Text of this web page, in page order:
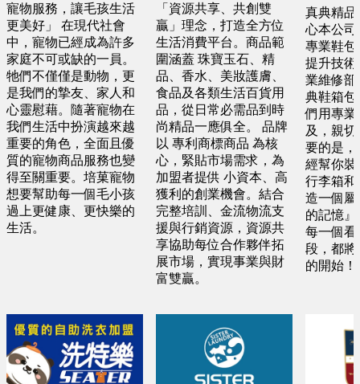
寵物服務，讓毛孩生活
更美好」 在現代社會
中，寵物已經成為許多
家庭不可或缺的一員。
牠們不僅僅是動物，更
是我們的摯友、家人和
心靈慰藉。隨著寵物在
我們生活中扮演越來越
重要的角色，全面且優
質的寵物商品服務也變
得至關重要。培菓寵物
想要幫助每一個毛小孩
過上更健康、更快樂的
生活。
「資源共享、共創雙
贏」理念，打造全方位
生活消費平台。商品範
圍涵蓋 珠寶玉石、精
品、香水、美妝護膚、
食品及各類生活百貨用
品，從日常必需品到時
尚精品一應俱全。 品牌
以 專利商標商品 為核
心，緊貼市場需求，為
加盟者提供 小資本、高
獲利的創業機會。結合
完整培訓、金流物流支
援與行銷資源，資源共
享協助每位合作夥伴拓
展市場，實現事業與財
富雙贏。
真典精品
心本公司
專業鞋包
提升技術
業維修部
典鞋箱包
們用專業
及，親
要的是，
經幫你裝
行李箱和
造一個屬
的記憶
每一個看
段，都將
的開始！